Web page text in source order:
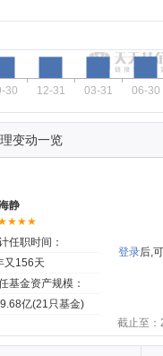
30 12-31 03-31 06-30
变动一览
静
任职时间：
又156天
基金资产规模：
亿(21只基金)
登录后,
截止至